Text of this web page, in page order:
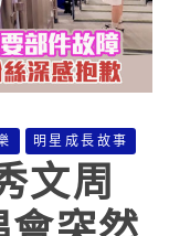
明星成長故事
文周